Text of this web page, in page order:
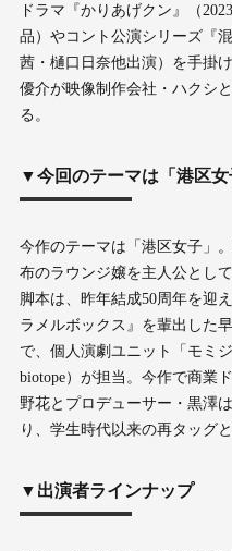
ドラマ『かりあげクン』（
品）やコント公演シリーズ『
茜・樋口日奈他出演）を手掛
優介が映像制作会社・ハクシ
る。
▼今回のテーマは「港区女
今作のテーマは「港区女子」
布のラウンジ嬢を主人公とし
脚本は、昨年結成50周年を迎
ラメルボックス』を輩出した
で、個人演劇ユニット「モミ
biotope）が担当。今作で商業
野花とプロデューサー・黒澤
り、学生時代以来の再タッグと
▼出演者ラインナップ